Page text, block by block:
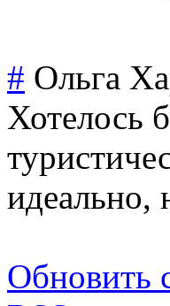
# Ольга
Хотелось
идеально,
Обновить